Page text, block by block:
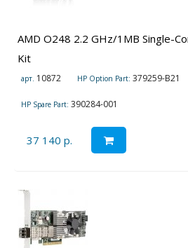
AMD O248 2.2 GHz/1MB Single-
Kit
арт. 10872 HP Option Part: 379259-B21
HP Spare Part: 390284-001
37 140 р.